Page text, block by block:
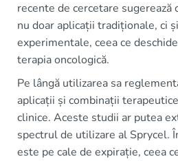
recente de cercetare sugerează
nu doar aplicații tradiționale, ci
experimentale, ceea ce
terapia oncologică.
Pe lângă utilizarea sa
aplicații și combinații
clinice. Aceste studii ar putea
spectrul de utilizare al Sprycel.
este pe cale de expirație, ceea